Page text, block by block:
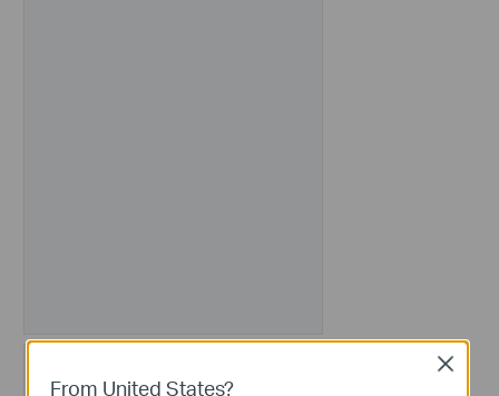
From United States?
Close